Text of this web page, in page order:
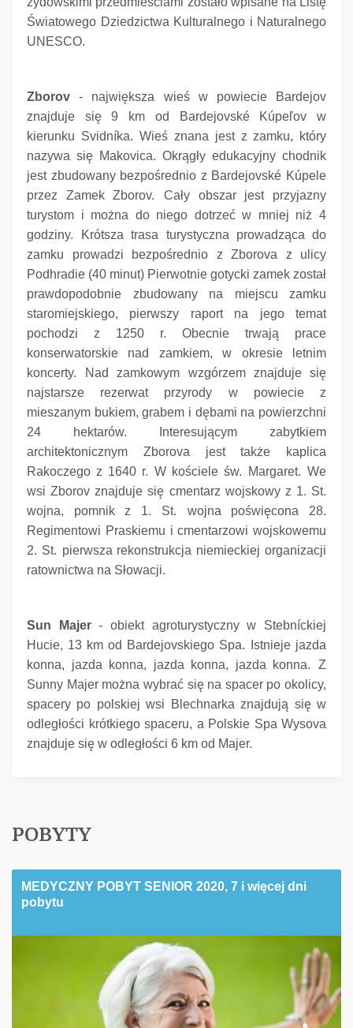
Światowego Dziedzictwa Kulturalnego i Naturalnego
UNESCO.
Zborov - największa wieś w powiecie Bardejov
znajduje się 9 km od Bardejovské Kúpeľov w
kierunku Svidníka. Wieś znana jest z zamku, który
nazywa się Makovica. Okrągły edukacyjny chodnik
jest zbudowany bezpośrednio z Bardejovské Kúpele
przez Zamek Zborov.
Cały obszar jest przyjazny
turystom i można do niego dotrzeć w mniej niż 4
godziny.
Krótsza trasa turystyczna prowadząca do
zamku prowadzi bezpośrednio z Zborova z ulicy
Podhradie (40 minut) Pierwotnie gotycki zamek został
prawdopodobnie zbudowany na miejscu zamku
staromiejskiego, pierwszy raport na jego temat
pochodzi z 1250 r. Obecnie trwają prace
konserwatorskie nad zamkiem, w okresie letnim
koncerty.
Nad zamkowym wzgórzem znajduje się
najstarsze rezerwat przyrody w powiecie z
mieszanym bukiem, grabem i dębami na powierzchni
24 hektarów. Interesującym zabytkiem
architektonicznym Zborova jest także kaplica
Rakoczego z 1640 r. W kościele św.
Margaret. We
wsi Zborov znajduje się cmentarz wojskowy z 1. St.
wojna, pomnik z 1. St.
wojna poświęcona 28.
Regimentowi Praskiemu i cmentarzowi wojskowemu
2. St. pierwsza rekonstrukcja niemieckiej organizacji
ratownictwa na Słowacji.
Sun Majer- obiekt agroturystyczny w Stebníckiej
Hucie, 13 km od Bardejovskiego Spa.
Istnieje jazda
konna, jazda konna, jazda konna, jazda konna.
Z
Sunny Majer można wybrać się na spacer po okolicy,
spacery po polskiej wsi Blechnarka znajdują się w
odległości krótkiego spaceru, a Polskie Spa Wysova
znajduje się w odległości 6 km od Majer.
POBYTY
MEDYCZNY POBYT SENIOR 2020, 7 i więcej dni
pobytu